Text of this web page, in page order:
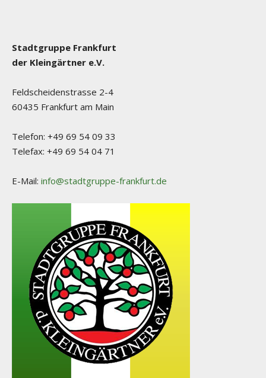
Stadtgruppe Frankfurt
der Kleingärtner e.V.
Feldscheidenstrasse 2-4
60435 Frankfurt am Main
Telefon: +49 69 54 09 33
Telefax: +49 69 54 04 71
E-Mail: info@stadtgruppe-frankfurt.de